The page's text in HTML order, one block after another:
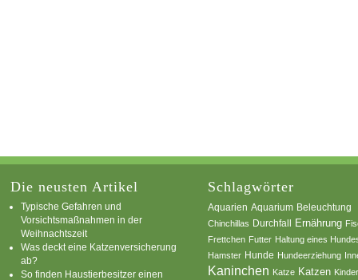
Die neusten Artikel
Typische Gefahren und
Vorsichtsmaßnahmen in der
Weihnachtszeit
Was deckt eine Katzenversicherung
ab?
So finden Haustierbesitzer einen
Schlagwörter
Aquarien Aquarium Beleuchtung
Chinchillas Durchfall Ernährung
Frettchen Futter Haltung eines
Hamster Hunde Hundeerziehung
Kaninchen Katze Katzen